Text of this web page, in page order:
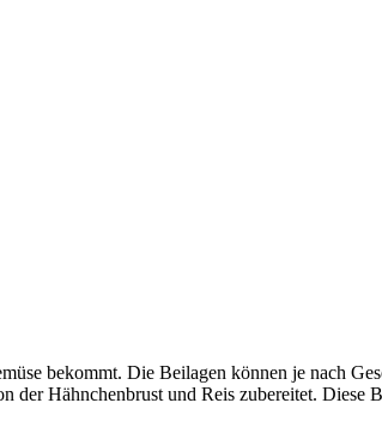
bekommt. Die Beilagen können je nach
Hähnchenbrust und Reis zubereitet. Diese